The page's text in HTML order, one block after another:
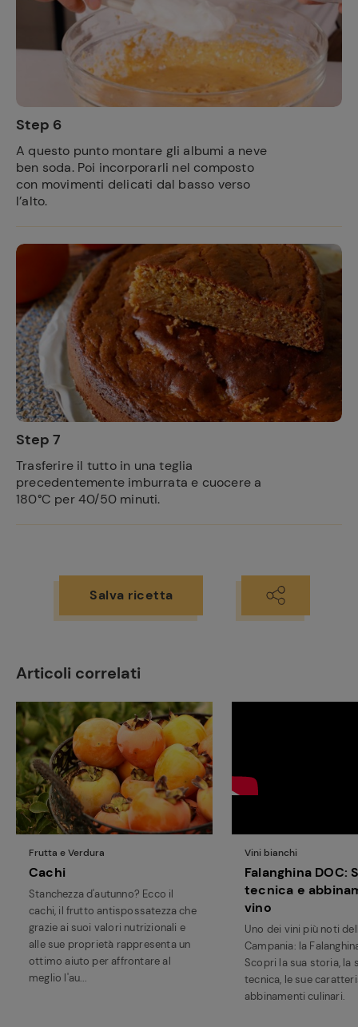
Step 6
A questo punto montare gli albumi a neve
ben soda. Poi incorporarli nel composto
con movimenti delicati dal basso verso
l’alto.
Step 7
Trasferire il tutto in una teglia
precedentemente imburrata e cuocere a
180°C per 40/50 minuti.
Salva ricetta
Articoli correlati
Frutta e Verdura
Cachi
Stanchezza d'autunno? Ecco il
cachi, il frutto antispossatezza che
grazie ai suoi valori nutrizionali e
alle sue proprietà rappresenta un
ottimo aiuto per affrontare al
meglio l'au...
Vini bianchi
Falanghina DOC:
tecnica e
vino
Uno dei vini più noti
Campania: la
Scopri la sua storia, la
tecnica, le sue
abbinamenti culinari.
Ricette
preferite